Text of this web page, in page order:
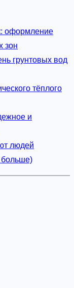
оформление
зон
грунтовых вод
тёплого
и
людей
больше)